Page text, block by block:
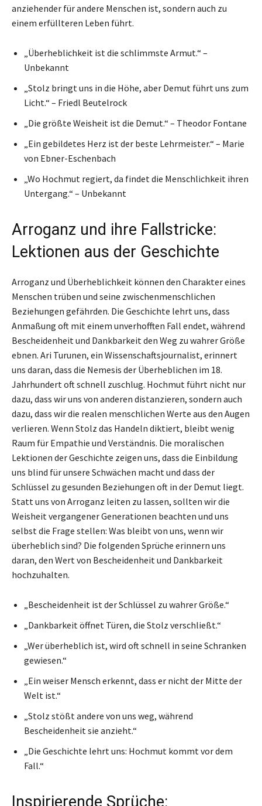
anziehender für andere Menschen ist, sondern auch zu
einem erfüllteren Leben führt.
„Überheblichkeit ist die schlimmste Armut.“ –
Unbekannt
„Stolz bringt uns in die Höhe, aber Demut führt uns zum
Licht.“ – Friedl Beutelrock
„Die größte Weisheit ist die Demut.“ – Theodor Fontane
„Ein gebildetes Herz ist der beste Lehrmeister.“ – Marie
von Ebner-Eschenbach
„Wo Hochmut regiert, da findet die Menschlichkeit ihren
Untergang.“ – Unbekannt
Arroganz und ihre Fallstricke:
Lektionen aus der Geschichte
Arroganz und Überheblichkeit können den Charakter eines
Menschen trüben und seine zwischenmenschlichen
Beziehungen gefährden. Die Geschichte lehrt uns, dass
Anmaßung oft mit einem unverhofften Fall endet, während
Bescheidenheit und Dankbarkeit den Weg zu wahrer Größe
ebnen. Ari Turunen, ein Wissenschaftsjournalist, erinnert
uns daran, dass die Nemesis der Überheblichen im 18.
Jahrhundert oft schnell zuschlug. Hochmut führt nicht nur
dazu, dass wir uns von anderen distanzieren, sondern auch
dazu, dass wir die realen menschlichen Werte aus den Augen
verlieren. Wenn Stolz das Handeln diktiert, bleibt wenig
Raum für Empathie und Verständnis. Die moralischen
Lektionen der Geschichte zeigen uns, dass die Einbildung
uns blind für unsere Schwächen macht und dass der
Schlüssel zu gesunden Beziehungen oft in der Demut liegt.
Statt uns von Arroganz leiten zu lassen, sollten wir die
Weisheit vergangener Generationen beachten und uns
selbst die Frage stellen: Was bleibt von uns, wenn wir
überheblich sind? Die folgenden Sprüche erinnern uns
daran, den Wert von Bescheidenheit und Dankbarkeit
hochzuhalten.
„Bescheidenheit ist der Schlüssel zu wahrer Größe.“
„Dankbarkeit öffnet Türen, die Stolz verschließt.“
„Wer überheblich ist, wird oft schnell in seine Schranken
gewiesen.“
„Ein weiser Mensch erkennt, dass er nicht der Mitte der
Welt ist.“
„Stolz stößt andere von uns weg, während
Bescheidenheit sie anzieht.“
„Die Geschichte lehrt uns: Hochmut kommt vor dem
Fall.“
Inspirierende Sprüche: